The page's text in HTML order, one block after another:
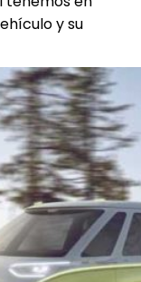
y su